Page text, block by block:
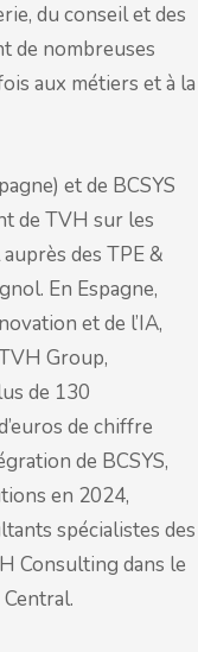
du conseil et des
de nombreuses
aux métiers et à la
et de BCSYS
de TVH sur les
des TPE &
En Espagne,
et de l’IA,
Group,
de 130
de chiffre
de BCSYS,
en 2024,
spécialistes des
Consulting dans le